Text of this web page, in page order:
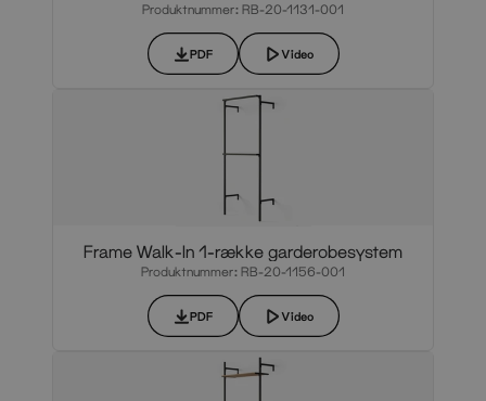
Produktnummer: RB-20-1131-001
PDF Video
Frame Walk-In 1-række garderobesystem
Produktnummer: RB-20-1156-001
PDF Video